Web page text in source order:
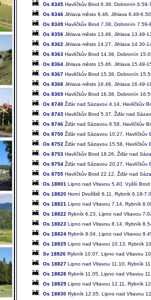
Os 8345 Havlíčkův Brod 6.38, Dobronín
Os 8346 Jihlava město 6.46, Jihlava 6.49-
Os 8349 Havlíčkův Brod 7.38, Dobronín
Os 8356 Jihlava město 13.46, Jihlava 13.49-
Os 8362 Jihlava město 14.27, Jihlava 14.30-
Os 8363 Havlíčkův Brod 14.38, Dobronín
Os 8364 Jihlava město 15.46, Jihlava 15.49-
Os 8367 Havlíčkův Brod 15.38, Dobronín
Os 8368 Jihlava město 16.46, Jihlava 16.49-
Os 8369 Havlíčkův Brod 16.38, Dobronín
Os 8740 Žďár nad Sázavou 4.14, Havlíčkův
Os 8743 Havlíčkův Brod 5.37, Žďár nad
Os 8746 Žďár nad Sázavou 6.58, Havlíčkův
Os 8750 Žďár nad Sázavou 10.27, Havlíčkův
Os 8752 Žďár nad Sázavou 15.58, Havlíčkův
Os 8753 Havlíčkův Brod 18.26, Žďár nad
Os 8754 Žďár nad Sázavou 20.27, Havlíčkův
Os 8755 Havlíčkův Brod 22.12, Žďár nad
Os 18801 Lipno nad Vltavou 5.40, Vyšší
Os 18820 Horní Dvořiště 6.11, Rybník 6.18-
Os 18821 Lipno nad Vltavou 7.14, Rybník
Os 18822 Rybník 6.23, Lipno nad Vltavou
Os 18823 Lipno nad Vltavou 8.14, Rybník
Os 18824 Rybník 9.04, Lipno nad Vltavou
Os 18825 Lipno nad Vltavou 10.13, Rybník
Sv 18826 Rybník 10.07, Lipno nad Vltavou
Os 18827 Lipno nad Vltavou 11.10, Rybník
Os 18828 Rybník 11.05, Lipno nad Vltavou
Os 18829 Lipno nad Vltavou 12.11, Rybník
Os 18830 Rybník 12.05, Lipno nad Vltavou